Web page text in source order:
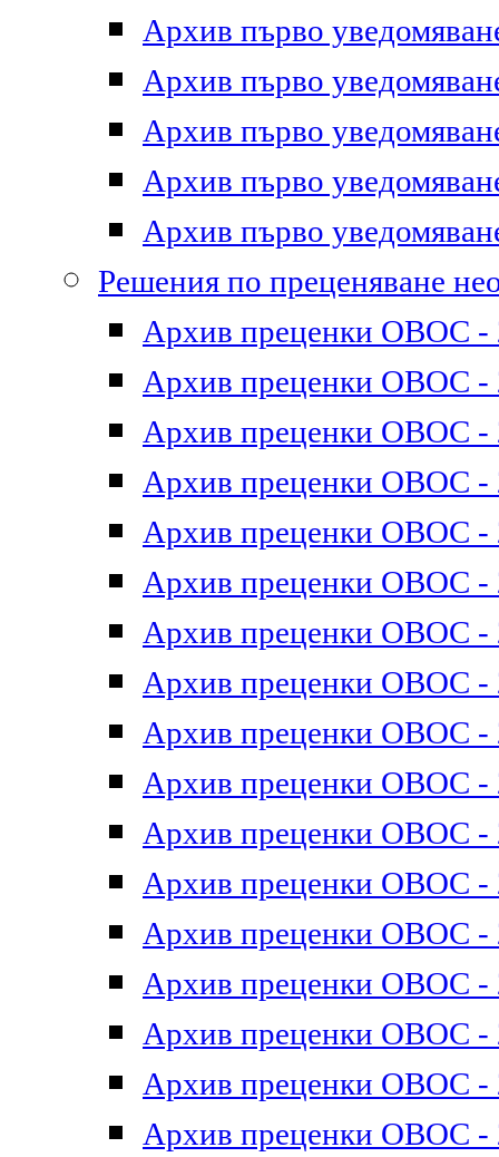
Архив първо
Архив първо
Архив първо
Архив първо
Архив първо
Решения по преценяване
Архив преценки ОВОС -
Архив преценки ОВОС -
Архив преценки ОВОС -
Архив преценки ОВОС -
Архив преценки ОВОС -
Архив преценки ОВОС -
Архив преценки ОВОС -
Архив преценки ОВОС -
Архив преценки ОВОС -
Архив преценки ОВОС -
Архив преценки ОВОС -
Архив преценки ОВОС -
Архив преценки ОВОС -
Архив преценки ОВОС -
Архив преценки ОВОС -
Архив преценки ОВОС -
Архив преценки ОВОС -